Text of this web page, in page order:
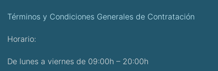
Términos y Condiciones Generales de Contratación
Horario:
De lunes a viernes de 09:00h – 20:00h